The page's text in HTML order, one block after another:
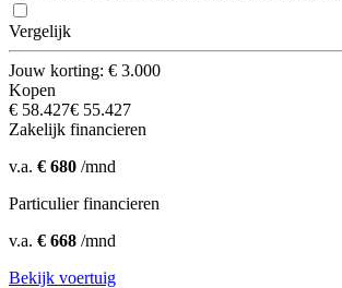
Vergelijk
Jouw korting: € 3.000
Kopen
€ 58.427€ 55.427
Zakelijk financieren
v.a. € 680 /mnd
Particulier financieren
v.a. € 668 /mnd
Bekijk voertuig